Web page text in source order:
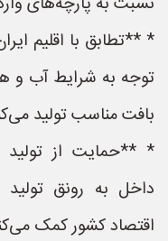
* **تطابق با اقلیم
توجه به شرایط آب و
بافت مناسب تولید
* **حمایت از تولید
داخل به رونق
اقتصاد کشور کمک